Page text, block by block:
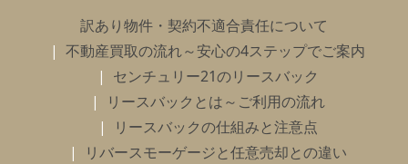
訳あり物件・契約不適合責任について
不動産買取の流れ～安心の4ステップでご案内
センチュリー21のリースバック
リースバックとは～ご利用の流れ
リースバックの仕組みと注意点
リバースモーゲージと任意売却との違い